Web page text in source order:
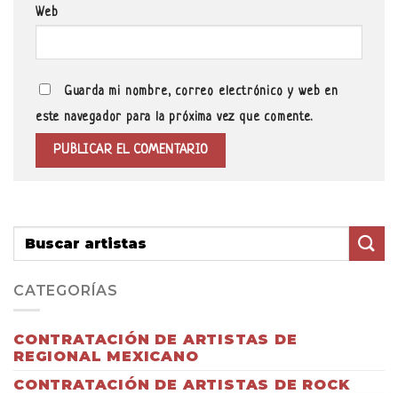
Web
Guarda mi nombre, correo electrónico y web en
este navegador para la próxima vez que comente.
CATEGORÍAS
CONTRATACIÓN DE ARTISTAS DE
REGIONAL MEXICANO
CONTRATACIÓN DE ARTISTAS DE ROCK